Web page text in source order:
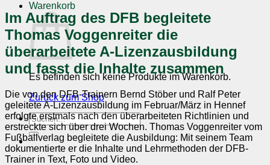
Warenkorb
Es befinden sich keine Produkte im Warenkorb.
Zurück zum Shop
Suchen
nach:
Im Auftrag des DFB begleitete
Thomas Voggenreiter die
überarbeitete A-Lizenzausbildung
und fasst die Inhalte zusammen
Die von den DFB-Trainern Bernd Stöber und Ralf Peter
geleitete A-Lizenzausbildung im Februar/März in Hennef
erfolgte erstmals nach den überarbeiteten Richtlinien und
erstreckte sich über drei Wochen. Thomas Voggenreiter vom
Fußballverlag begleitete die Ausbildung: Mit seinem Team
dokumentierte er die Inhalte und Lehrmethoden der DFB-
Trainer in Text, Foto und Video.